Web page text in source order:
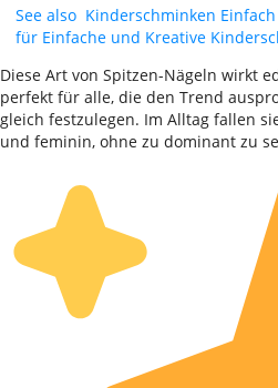
See also Kinderschminken
für Einfache und Kreative
Diese Art von Spitzen-Nägeln wirkt
perfekt für alle, die den Trend
gleich festzulegen. Im Alltag fallen
und feminin, ohne zu dominant zu